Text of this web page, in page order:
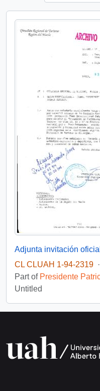
Adjunta invitación oficial
CL CLUAH 1-94-2319 ·
Part of Presidente
Untitled